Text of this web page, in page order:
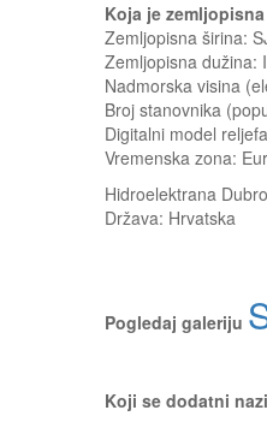
Koja je
Zemljopisna širina:
Zemljopisna dužina:
Nadmorska visina
Broj stanovnika
Digitalni model
Vremenska zona:
Hidroelektrana
Država: Hrvatska
Pogledaj galeriju
Koji se dodatni